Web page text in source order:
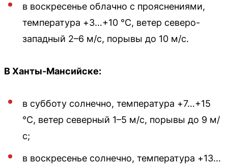
в воскресенье облачно с прояснениями,
температура +3…+10 °C, ветер северо-
западный 2–6 м/с, порывы до 10 м/с.
В Ханты-Мансийске:
в субботу солнечно, температура +7…+15
°C, ветер северный 1–5 м/с, порывы до 9 м/
с;
в воскресенье солнечно, температура +13…